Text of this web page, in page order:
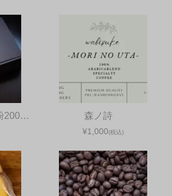
200… 森ノ詩
¥1,000(税込)